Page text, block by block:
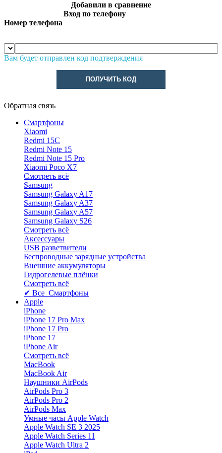
Добавили в сравнение
Вход по телефону
Номер телефона
Вам будет отправлен код подтверждения
ПОЛУЧИТЬ КОД
Обратная связь
Смартфоны
Xiaomi
Redmi 15C
Redmi Note 15
Redmi Note 15 Pro
Xiaomi Poco X7
Смотреть всё
Samsung
Samsung Galaxy A17
Samsung Galaxy A37
Samsung Galaxy A57
Samsung Galaxy S26
Смотреть всё
Аксессуары
USB разветвители
Беспроводные зарядные устройства
Внешние аккумуляторы
Гидрогелевые плёнки
Смотреть всё
✔ Все Смартфоны
Apple
iPhone
iPhone 17 Pro Max
iPhone 17 Pro
iPhone 17
iPhone Air
Смотреть всё
MacBook
MacBook Air
Наушники AirPods
AirPods Pro 3
AirPods Pro 2
AirPods Max
Умные часы Apple Watch
Apple Watch SE 3 2025
Apple Watch Series 11
Apple Watch Ultra 2